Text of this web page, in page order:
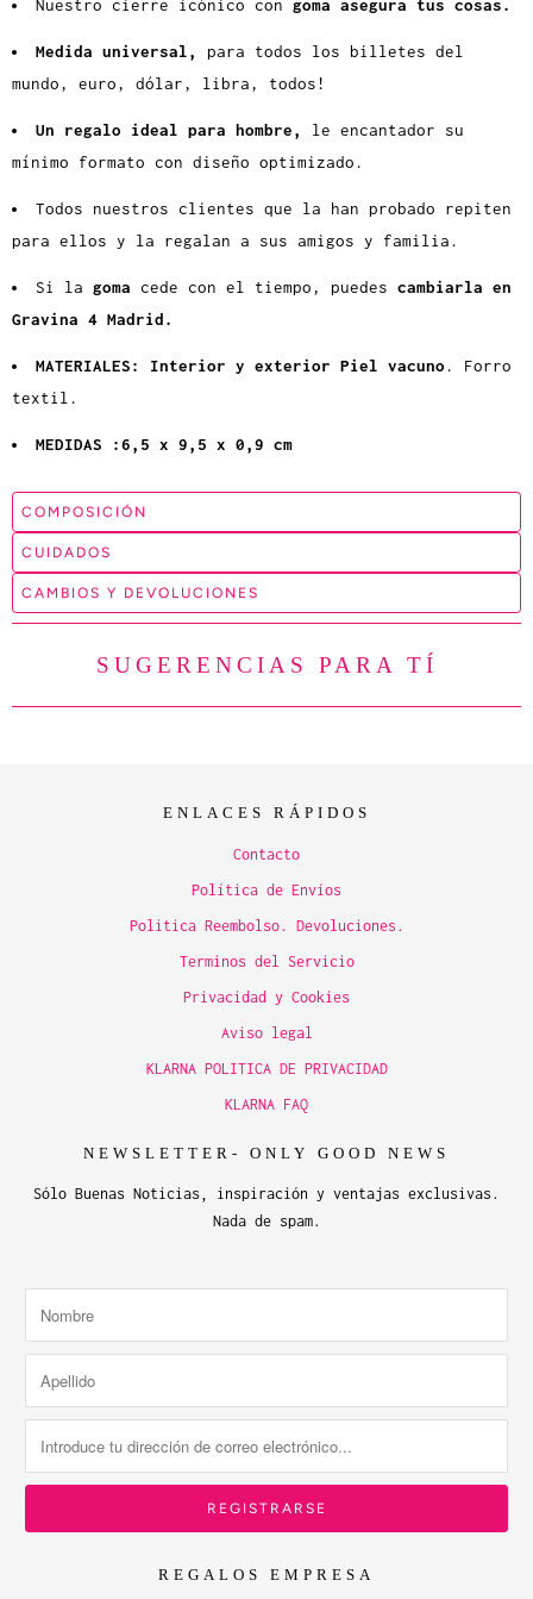
o
é
d
i
s
i
b
:
Nuestro cierre icónico con goma asegura tus cosas.
Medida universal,
para todos los billetes del
mundo, euro, dólar, libra, todos!
Un regalo ideal para hombre,
le encantador su
mínimo formato con diseño optimizado.
Todos nuestros clientes que la han probado repiten
para ellos y la regalan a sus amigos y familia.
Si la goma cede con el tiempo, puedes cambiarla en
Gravina 4 Madrid.
MATERIALES: Interior y exterior Piel vacuno . Forro
textil.
MEDIDAS :6,5 x 9,5 x 0,9 cm
COMPOSICIÓN
CUIDADOS
CAMBIOS Y DEVOLUCIONES
SUGERENCIAS PARA TÍ
ENLACES RÁPIDOS
Contacto
Política de Envíos
Politica Reembolso. Devoluciones.
Terminos del Servicio
Privacidad y Cookies
Aviso legal
KLARNA POLITICA DE PRIVACIDAD
KLARNA FAQ
NEWSLETTER- ONLY GOOD NEWS
Sólo Buenas Noticias, inspiración y ventajas exclusivas.
Nada de spam.
REGALOS EMPRESA